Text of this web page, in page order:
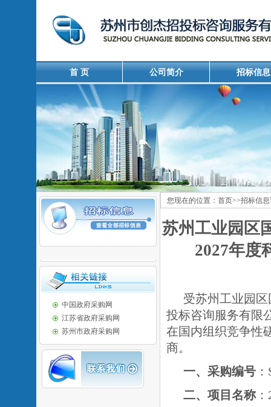
首 页 公司简介 招标信息
中国政府采购网
江苏省政府采购网
苏州市政府采购网
您现在的位置： 首页>>招标信
苏州工业园区
2027年度
受苏州工业园
投标咨询服务有限
在国内组织竞争性
商。
一、采购编号 ：
二、项目名称：